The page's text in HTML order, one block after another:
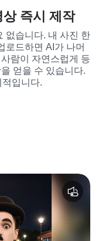
즉시 제작
없습니다. 내 사진 한
로드하면 AI가 나머
람이 자연스럽게 등
얻을 수 있습니다.
입니다.